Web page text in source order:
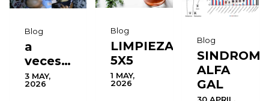
Blog
a
veces…
3 MAY,
2026
Blog
LIMPIEZA
5X5
1 MAY,
2026
Blog
SINDROME
ALFA
GAL